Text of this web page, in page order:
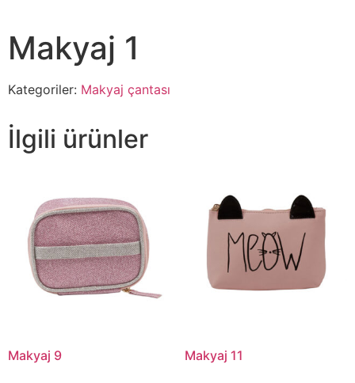
Makyaj 1
Kategoriler: Makyaj çantası
İlgili ürünler
Makyaj 9 Makyaj 11